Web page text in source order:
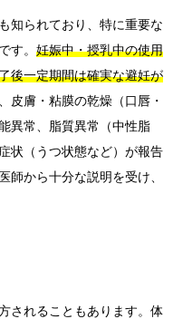
知られており、特に重要な
です。 妊娠中・授乳中の使用
後一定期間は確実な避妊が
皮膚・粘膜の乾燥（口唇・
異常、脂質異常（中性脂
状（うつ状態など）が報告
師から十分な説明を受け、
されることもあります。体